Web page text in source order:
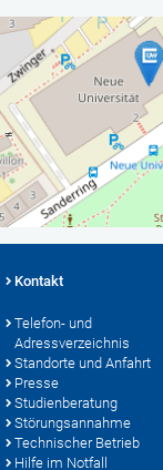
Kontakt
Telefon- und
Adressverzeichnis
Standorte und Anfahrt
Presse
Studienberatung
Störungsannahme
Technischer Betrieb
Hilfe im Notfall